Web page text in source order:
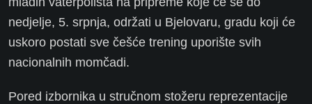
nedjelje, 5. srpnja, održati u Bjelovaru, gradu koji će
uskoro postati sve češće trening uporište svih
nacionalnih momčadi.
Pored izbornika u stručnom stožeru reprezentacije